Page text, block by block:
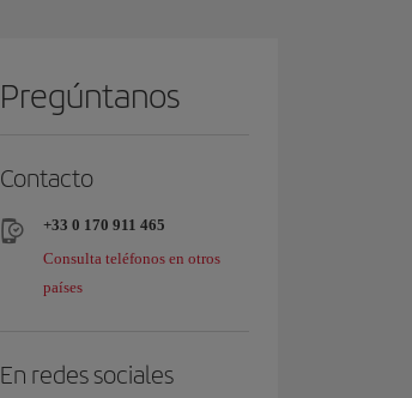
Pregúntanos
Contacto
+33 0 170 911 465
Consulta teléfonos en otros
países
En redes sociales